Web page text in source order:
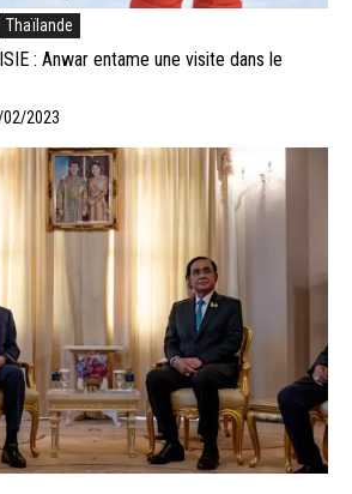
Thaïlande
: Anwar entame une visite dans le
02/2023